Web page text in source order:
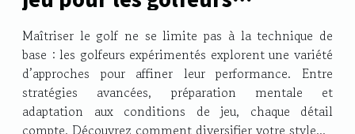
Maîtriser le golf ne se limite pas à la technique de
base : les golfeurs expérimentés explorent une variété
d’approches pour affiner leur performance. Entre
stratégies avancées, préparation mentale et
adaptation aux conditions de jeu, chaque détail